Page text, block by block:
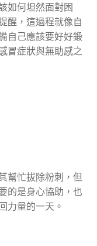
如何坦然面對困
醒，這過程就像自
自己應該要好好鍛
冒症狀與無助感之
幫忙拔除粉刺，但
的是身心協助，也
力量的一天。